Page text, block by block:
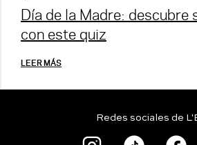
Día de la Madre: descubre
con este quiz
LEER MÁS
Redes sociales de